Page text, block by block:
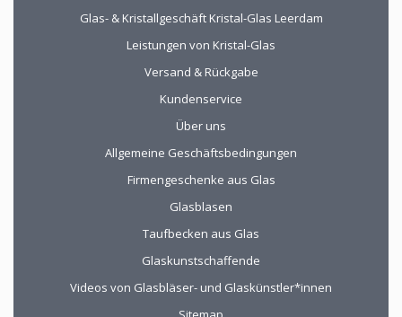
van ver kwamen
werd de aangeboden
gewaardeerd.
Glas- & Kristallgeschäft Kristal-Glas Leerdam
Leistungen von Kristal-Glas
Versand & Rückgabe
Kundenservice
Über uns
Allgemeine Geschäftsbedingungen
Firmengeschenke aus Glas
Glasblasen
Taufbecken aus Glas
Glaskunstschaffende
Videos von Glasbläser- und Glaskünstler*innen